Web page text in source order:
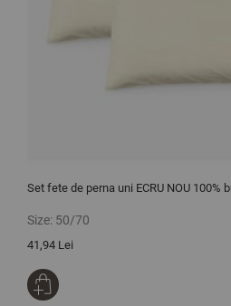
Set fete de perna uni ECRU NOU
Size: 50/70
41,94 Lei